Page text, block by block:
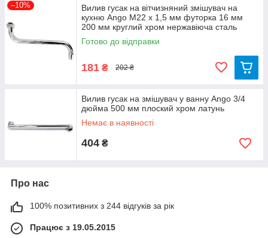
–10%
Вилив гусак на вітчизняний змішувач на
кухню Ango М22 х 1,5 мм футорка 16 мм
200 мм круглий хром нержавіюча сталь
Готово до відправки
181 ₴ 202 ₴
Вилив гусак на змішувач у ванну Ango 3/4
дюйма 500 мм плоский хром латунь
Немає в наявності
404 ₴
Про нас
100% позитивних з 244 відгуків за рік
Працює з 19.05.2015